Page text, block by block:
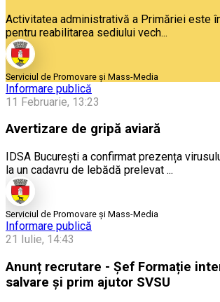
Activitatea administrativă a Primăriei este
pentru reabilitarea sediului vech...
Serviciul de Promovare și Mass-Media
Informare publică
11 Februarie, 13:23
Avertizare de gripă aviară
IDSA București a confirmat prezența
la un cadavru de lebădă prelevat ...
Serviciul de Promovare și Mass-Media
Informare publică
21 Iulie, 14:43
Anunț recrutare - Șef Formație
salvare și prim ajutor SVSU